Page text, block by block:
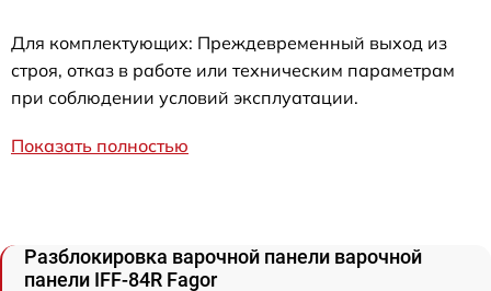
Для комплектующих: Преждевременный выход из
строя, отказ в работе или техническим параметрам
при соблюдении условий эксплуатации.
Показать полностью
Разблокировка варочной панели варочной
панели IFF-84R Fagor